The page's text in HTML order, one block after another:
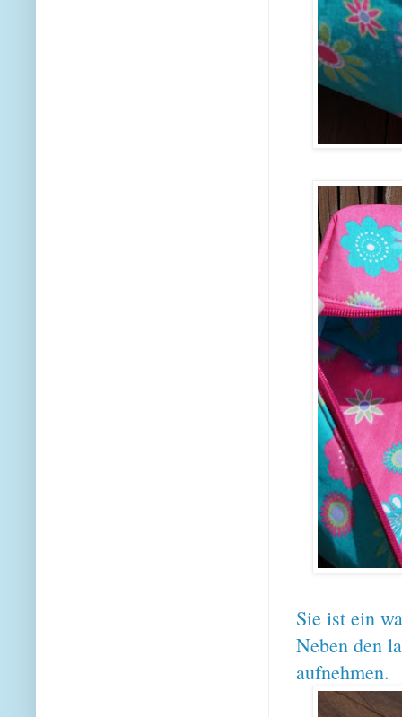
Sie ist ein
Neben den
aufnehmen.